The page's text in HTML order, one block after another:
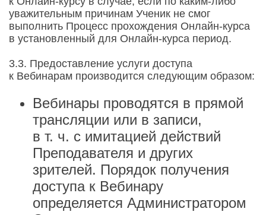
уважительным причинам Ученик не смог
выполнить Процесс прохождения Онлайн-курса
в установленный для Онлайн-курса период.
3.3. Предоставление услуги доступа
к Вебинарам производится следующим образом:
Вебинары проводятся в прямой
трансляции или в записи,
в т. ч. с имитацией действий
Преподавателя и других
зрителей. Порядок получения
доступа к Вебинару
определяется Администратором